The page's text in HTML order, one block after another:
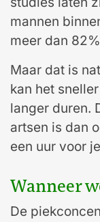
mannen
meer dan
Maar dat is
kan het
langer duren.
artsen is dan
een uur voor
Wanneer
De